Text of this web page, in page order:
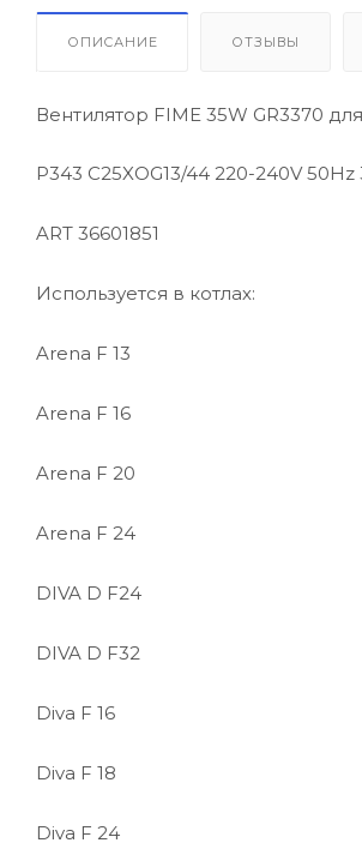
ОПИСАНИЕ ОТЗЫВЫ
Вентилятор FIME 35W GR3370
P343 C25XOG13/44 220-240V 50Hz
ART 36601851
Используется в котлах:
Arena F 13
Arena F 16
Arena F 20
Arena F 24
DIVA D F24
DIVA D F32
Diva F 16
Diva F 18
Diva F 24
Распродажа / Товар со скидкой
/ Уцененный товар